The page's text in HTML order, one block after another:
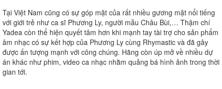
Tại Việt Nam cũng có sự góp mặt của rất nhiều gương mặt nổi tiếng
với giới trẻ như ca sĩ Phương Ly, người mẫu Châu Bùi,… Thậm chí
Yadea còn thể hiện quyết tâm hơn khi mạnh tay tài trợ cho sản phẩm
âm nhạc có sự kết hợp của Phương Ly cùng Rhymastic và đã gây
được ấn tượng mạnh với công chúng. Hãng còn úp mở về nhiều dự
án khác như phim, video ca nhạc nhằm quảng bá hình ảnh trong thời
gian tới.